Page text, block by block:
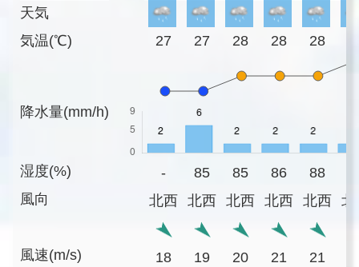
天気
気温(℃)
降水量(mm/h)
湿度(%)
風向
風速(m/s)
27 27 28 28 28
- 85 85 86 88
北西
北西 北西 北西 北西 北
18 19 20 21 21